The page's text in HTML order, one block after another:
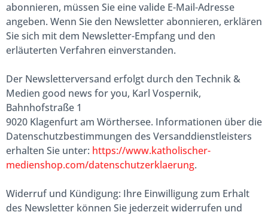
abonnieren, müssen Sie eine valide E-Mail-Adresse
angeben. Wenn Sie den Newsletter abonnieren, erklären
Sie sich mit dem Newsletter-Empfang und den
erläuterten Verfahren einverstanden.
Der Newsletterversand erfolgt durch den Technik &
Medien good news for you, Karl Vospernik,
Bahnhofstraße 1
9020 Klagenfurt am Wörthersee. Informationen über die
Datenschutzbestimmungen des Versanddienstleisters
erhalten Sie unter: https://www.katholischer-
medienshop.com/datenschutzerklaerung.
Widerruf und Kündigung: Ihre Einwilligung zum Erhalt
des Newsletter können Sie jederzeit widerrufen und